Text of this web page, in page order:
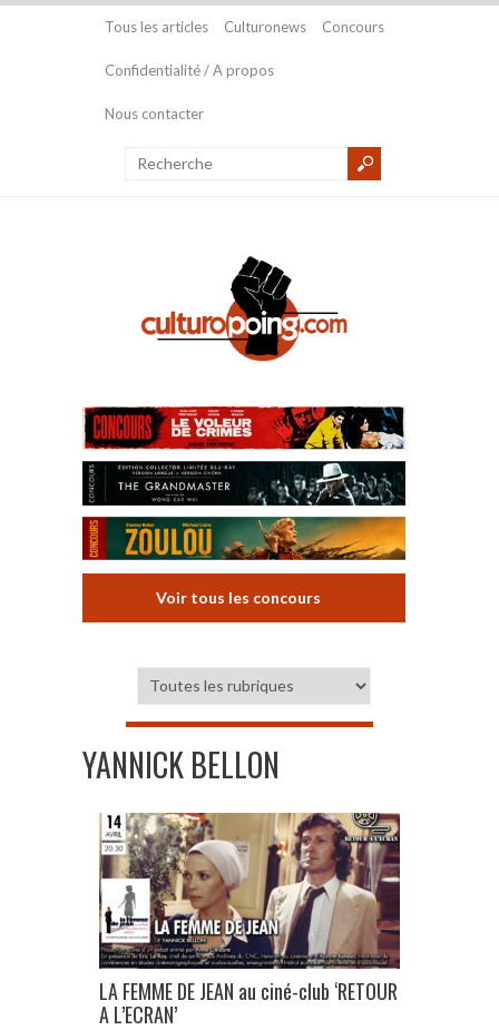
Tous les articles Culturonews Concours
Confidentialité / A propos
Nous contacter
Voir tous les concours
YANNICK BELLON
LA FEMME DE JEAN au ciné-club ‘RETOUR
A L’ECRAN’